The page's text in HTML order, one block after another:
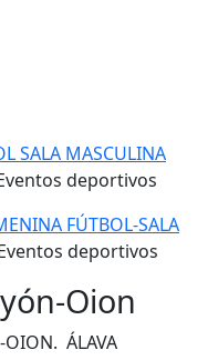
SALA MASCULINA
deportivos
FÚTBOL-SALA
deportivos
Oion
OION. ÁLAVA